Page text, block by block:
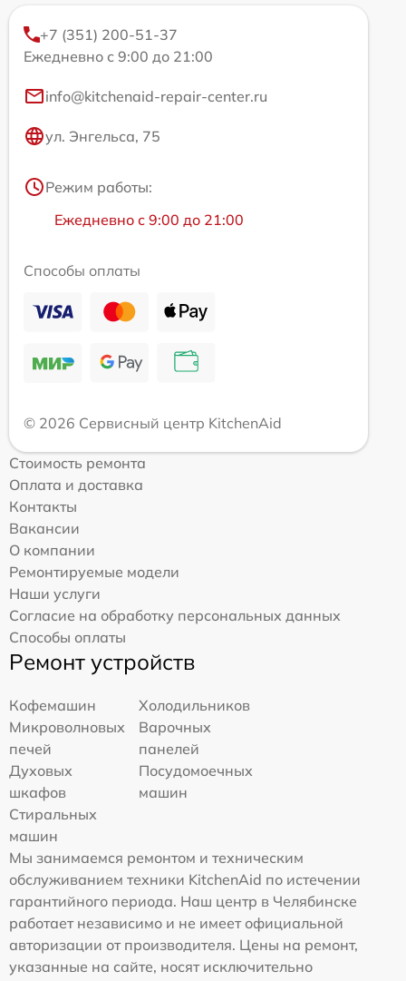
+7 (351) 200-51-37
Ежедневно с 9:00 до 21:00
info@kitchenaid-repair-center.ru
ул. Энгельса, 75
Режим работы:
Ежедневно с 9:00 до 21:00
Способы оплаты
© 2026 Сервисный центр KitchenAid
Стоимость ремонта
Оплата и доставка
Контакты
Вакансии
О компании
Ремонтируемые модели
Наши услуги
Согласие на обработку персональных данных
Способы оплаты
Ремонт устройств
Кофемашин
Холодильников
Микроволновых
печей
Варочных
панелей
Духовых
шкафов
Посудомоечных
машин
Стиральных
машин
Мы занимаемся ремонтом и техническим
обслуживанием техники KitchenAid по истечении
гарантийного периода. Наш центр в Челябинске
работает независимо и не имеет официальной
авторизации от производителя. Цены на ремонт,
указанные на сайте, носят исключительно